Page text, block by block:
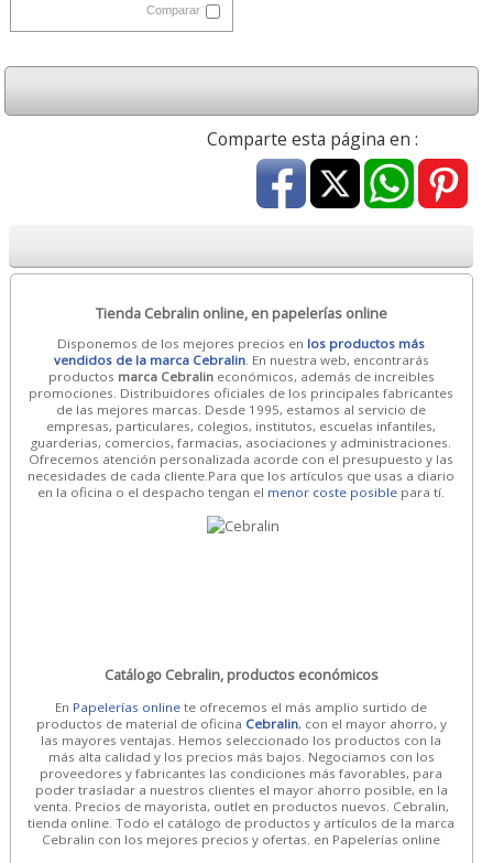
Comparar
Comparte esta página en :
Tienda Cebralin online, en papelerías online
Disponemos de los mejores precios en los productos más
vendidos de la marca Cebralin. En nuestra web, encontrarás
productos marca Cebralineconómicos, además de increibles
promociones. Distribuidores oficiales de los principales fabricantes
de las mejores marcas. Desde 1995, estamos al servicio de
empresas, particulares, colegios, institutos, escuelas infantiles,
guarderias, comercios, farmacias, asociaciones y administraciones.
Ofrecemos atención personalizada acorde con el presupuesto y las
necesidades de cada cliente.Para que los artículos que usas a diario
en la oficina o el despacho tengan el menor coste posible para tí.
Catálogo Cebralin, productos económicos
En Papelerías online te ofrecemos el más amplio surtido de
productos de material de oficina Cebralin, con el mayor ahorro, y
las mayores ventajas. Hemos seleccionado los productos con la
más alta calidad y los precios más bajos. Negociamos con los
proveedores y fabricantes las condiciones más favorables, para
poder trasladar a nuestros clientes el mayor ahorro posible, en la
venta. Precios de mayorista, outlet en productos nuevos. Cebralin,
tienda online. Todo el catálogo de productos y artículos de la marca
Cebralin con los mejores precios y ofertas. en Papelerías online